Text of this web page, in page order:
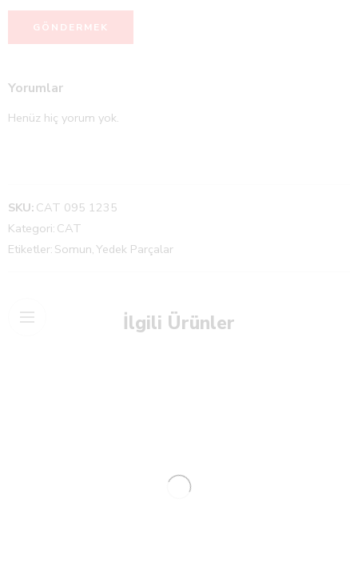
Yorumlar
Henüz hiç yorum yok.
SKU: CAT 095 1235
Kategori: CAT
Etiketler: Somun,Yedek Parçalar
İlgili Ürünler